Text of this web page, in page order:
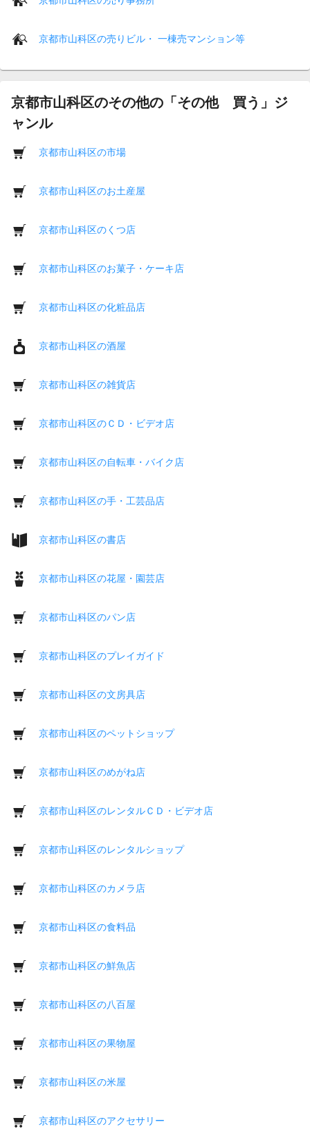
京都市山科区の売りビル・ 一棟売マンション等
京都市山科区のその他の「その他 買う」ジ
ャンル
京都市山科区の市場
京都市山科区のお土産屋
京都市山科区のくつ店
京都市山科区のお菓子・ケーキ店
京都市山科区の化粧品店
京都市山科区の酒屋
京都市山科区の雑貨店
京都市山科区のＣＤ・ビデオ店
京都市山科区の自転車・バイク店
京都市山科区の手・工芸品店
京都市山科区の書店
京都市山科区の花屋・園芸店
京都市山科区のパン店
京都市山科区のプレイガイド
京都市山科区の文房具店
京都市山科区のペットショップ
京都市山科区のめがね店
京都市山科区のレンタルＣＤ・ビデオ店
京都市山科区のレンタルショップ
京都市山科区のカメラ店
京都市山科区の食料品
京都市山科区の鮮魚店
京都市山科区の八百屋
京都市山科区の果物屋
京都市山科区の米屋
京都市山科区のアクセサリー